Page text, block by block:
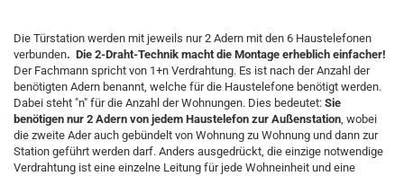
Die Türstation werden mit jeweils nur 2 Adern mit den 6 Haustelefonen
verbunden. Die 2-Draht-Technik macht die Montage erheblich einfacher!
Der Fachmann spricht von 1+n Verdrahtung. Es ist nach der Anzahl der
benötigten Adern benannt, welche für die Haustelefone benötigt werden.
Dabei steht "n" für die Anzahl der Wohnungen. Dies bedeutet: Sie
benötigen nur 2 Adern von jedem Haustelefon zur Außenstation, wobei
die zweite Ader auch gebündelt von Wohnung zu Wohnung und dann zur
Station geführt werden darf. Anders ausgedrückt, die einzige notwendige
Verdrahtung ist eine einzelne Leitung für jede Wohneinheit und eine